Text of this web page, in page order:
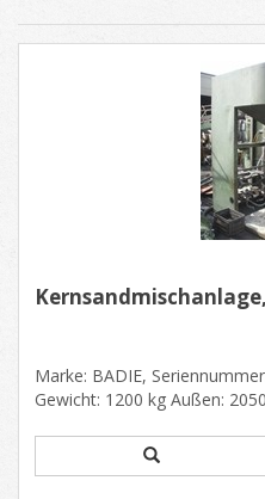
Marke: BADIE,
Gewicht: 1200 kg Außen: